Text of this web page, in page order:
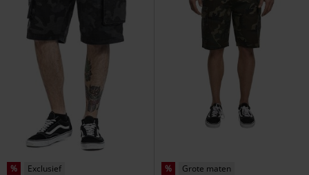
% Exclusief % Grote maten